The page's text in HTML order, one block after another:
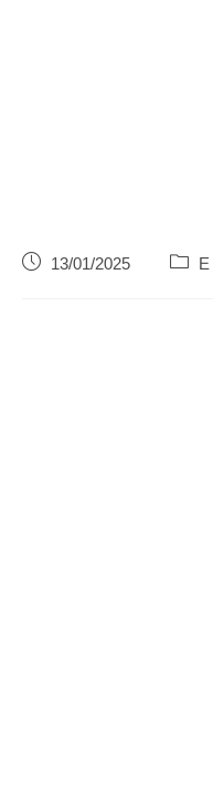
Post 13/01/2025
Post